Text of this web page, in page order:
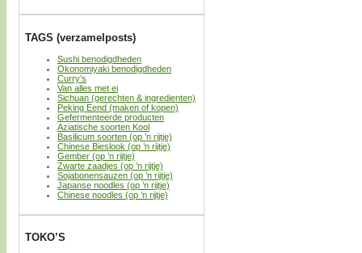
TAGS (verzamelposts)
Sushi benodigdheden
Okonomiyaki benodigdheden
Curry’s
Van alles met ei
Sichuan (gerechten & ingredienten)
Peking Eend (maken of kopen)
Gefermenteerde producten
Aziatische soorten Kool
Basilicum soorten (op ’n rijtje)
Chinese Bieslook (op ’n rijtje)
Gember (op ’n rijtje)
Zwarte zaadjes (op ’n rijtje)
Sojabonensauzen (op ’n rijtje)
Japanse noodles (op ’n rijtje)
Chinese noodles (op ’n rijtje)
TOKO’S